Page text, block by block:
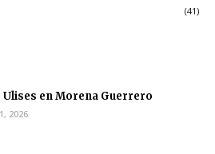
(41)
Ulises en Morena Guerrero
2026